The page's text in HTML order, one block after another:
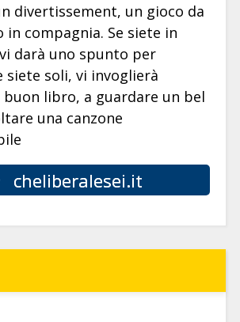
divertissement, un gioco da
in compagnia. Se siete in
darà uno spunto per
siete soli, vi invoglierà
buon libro, a guardare un bel
una canzone
cheliberalesei.it